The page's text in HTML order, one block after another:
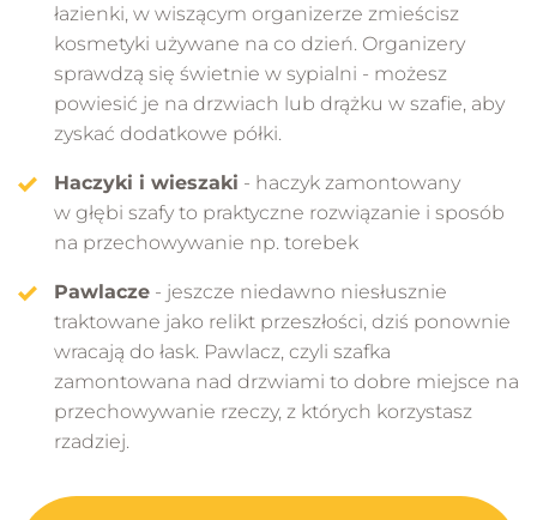
łazienki, w wiszącym organizerze zmieścisz
kosmetyki używane na co dzień. Organizery
sprawdzą się świetnie w sypialni - możesz
powiesić je na drzwiach lub drążku w szafie, aby
zyskać dodatkowe półki.
Haczyki i wieszaki - haczyk zamontowany
w głębi szafy to praktyczne rozwiązanie i sposób
na przechowywanie np. torebek
Pawlacze - jeszcze niedawno niesłusznie
traktowane jako relikt przeszłości, dziś ponownie
wracają do łask. Pawlacz, czyli szafka
zamontowana nad drzwiami to dobre miejsce na
przechowywanie rzeczy, z których korzystasz
rzadziej.